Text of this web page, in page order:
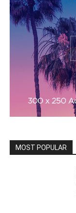
MOST POPULAR